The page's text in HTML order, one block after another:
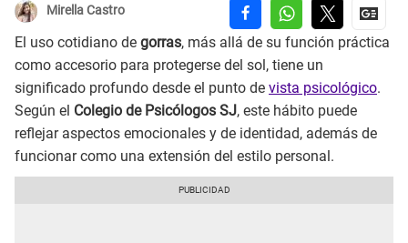
Mirella Castro
El uso cotidiano de gorras, más allá de su función práctica
como accesorio para protegerse del sol, tiene un
significado profundo desde el punto de vista psicológico.
Según el Colegio de Psicólogos SJ, este hábito puede
reflejar aspectos emocionales y de identidad, además de
funcionar como una extensión del estilo personal.